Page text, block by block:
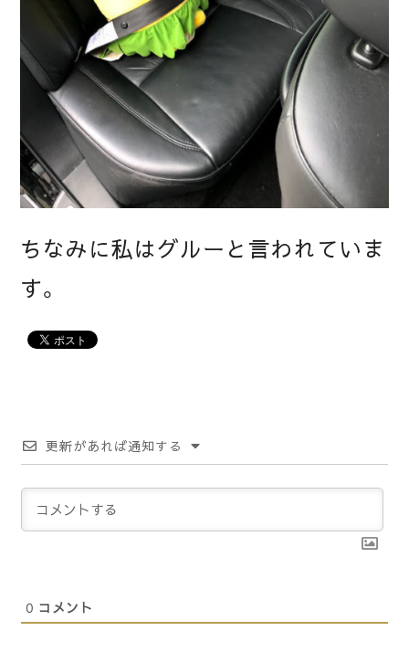
ちなみに私はグルーと言われていま
す。
更新があれば通知する
0 コメント